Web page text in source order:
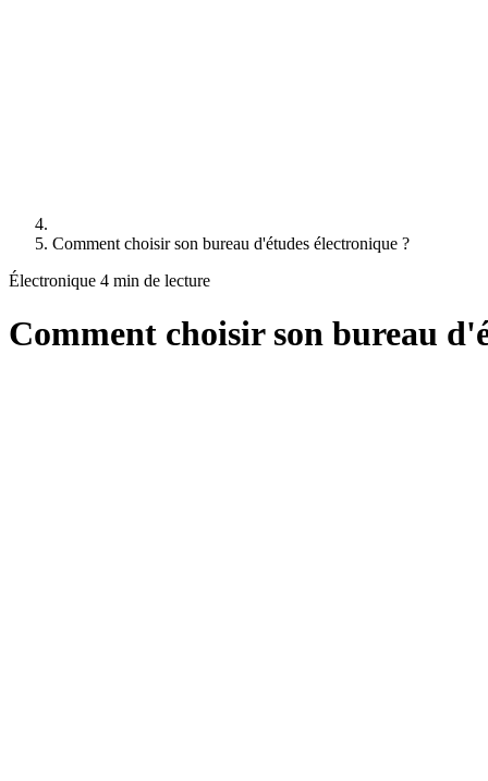
Comment choisir son bureau d'études électronique ?
Électronique 4 min de lecture
Comment choisir son bureau